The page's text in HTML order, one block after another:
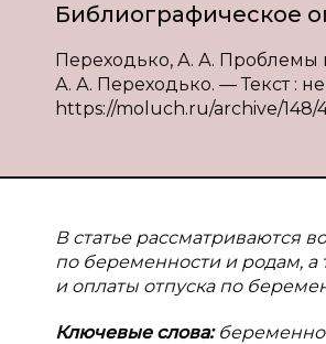
Библиографическое
Переходько, А. А.
А. А. Переходько. — Текст :
https://moluch.ru/archive/148/
В статье рассматриваются
по беременности и родам,
и оплаты отпуска по
Ключевые слова: